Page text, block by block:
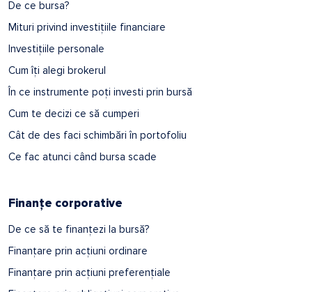
De ce bursa?
Mituri privind investițiile financiare
Investițiile personale
Cum îți alegi brokerul
În ce instrumente poți investi prin bursă
Cum te decizi ce să cumperi
Cât de des faci schimbări în portofoliu
Ce fac atunci când bursa scade
Finanțe corporative
De ce să te finanțezi la bursă?
Finanțare prin acțiuni ordinare
Finanțare prin acțiuni preferențiale